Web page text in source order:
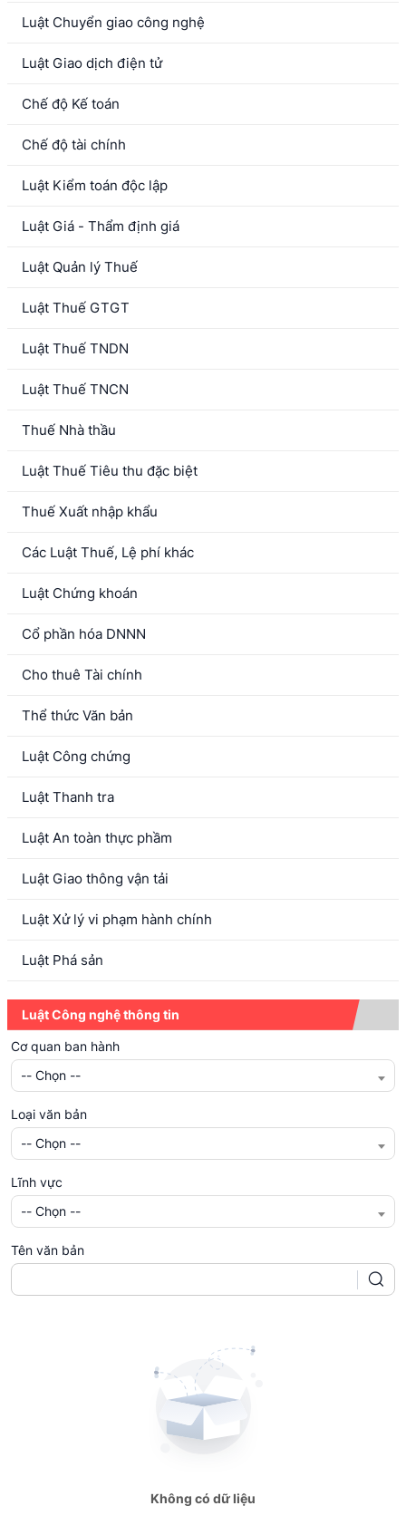
Luật Chuyển giao công nghệ
Luật Giao dịch điện tử
Chế độ Kế toán
Chế độ tài chính
Luật Kiểm toán độc lập
Luật Giá - Thẩm định giá
Luật Quản lý Thuế
Luật Thuế GTGT
Luật Thuế TNDN
Luật Thuế TNCN
Thuế Nhà thầu
Luật Thuế Tiêu thu đặc biệt
Thuế Xuất nhập khẩu
Các Luật Thuế, Lệ phí khác
Luật Chứng khoán
Cổ phần hóa DNNN
Cho thuê Tài chính
Thể thức Văn bản
Luật Công chứng
Luật Thanh tra
Luật An toàn thực phầm
Luật Giao thông vận tải
Luật Xử lý vi phạm hành chính
Luật Phá sản
Luật Công nghệ thông tin
Cơ quan ban hành
-- Chọn --
Loại văn bản
-- Chọn --
Lĩnh vực
-- Chọn --
Tên văn bản
Không có dữ liệu